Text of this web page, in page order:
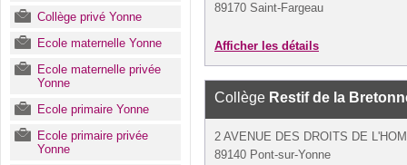
Collège privé Yonne
Ecole maternelle Yonne
Ecole maternelle privée
Yonne
Ecole primaire Yonne
Ecole primaire privée
Yonne
89170 Saint-Fargeau
Afficher les détails
Collège Restif de la
2 AVENUE DES DROITS DE
89140 Pont-sur-Yonne